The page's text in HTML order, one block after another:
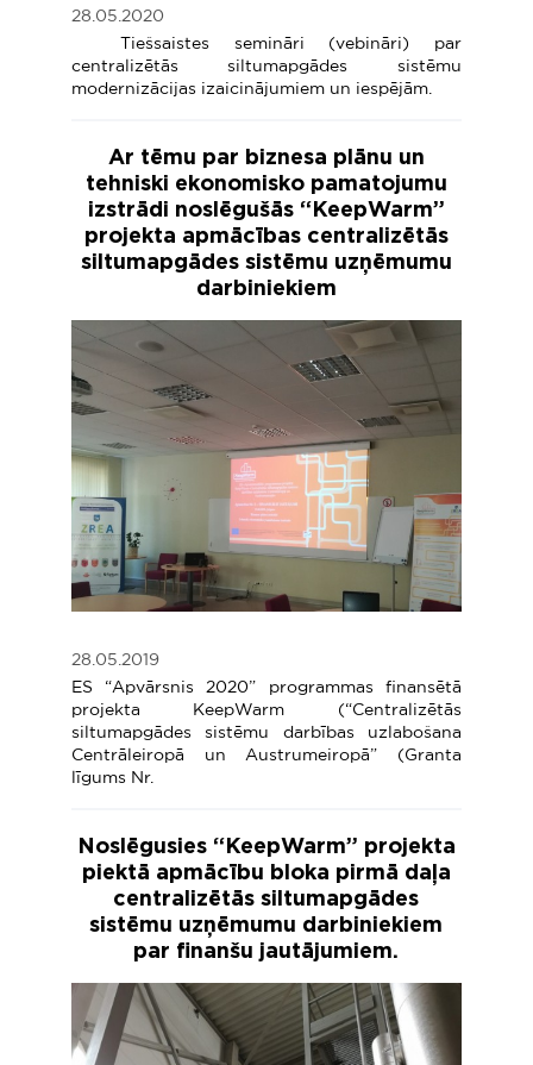
28.05.2020
Tiešsaistes semināri (vebināri) par
centralizētās siltumapgādes sistēmu
modernizācijas izaicinājumiem un iespējām.
Ar tēmu par biznesa plānu un
tehniski ekonomisko pamatojumu
izstrādi noslēgušās “KeepWarm”
projekta apmācības centralizētās
siltumapgādes sistēmu uzņēmumu
darbiniekiem
28.05.2019
ES “Apvārsnis 2020” programmas finansētā
projekta KeepWarm (“Centralizētās
siltumapgādes sistēmu darbības uzlabošana
Centrāleiropā un Austrumeiropā” (Granta
līgums Nr.
Noslēgusies “KeepWarm” projekta
piektā apmācību bloka pirmā daļa
centralizētās siltumapgādes
sistēmu uzņēmumu darbiniekiem
par finanšu jautājumiem.